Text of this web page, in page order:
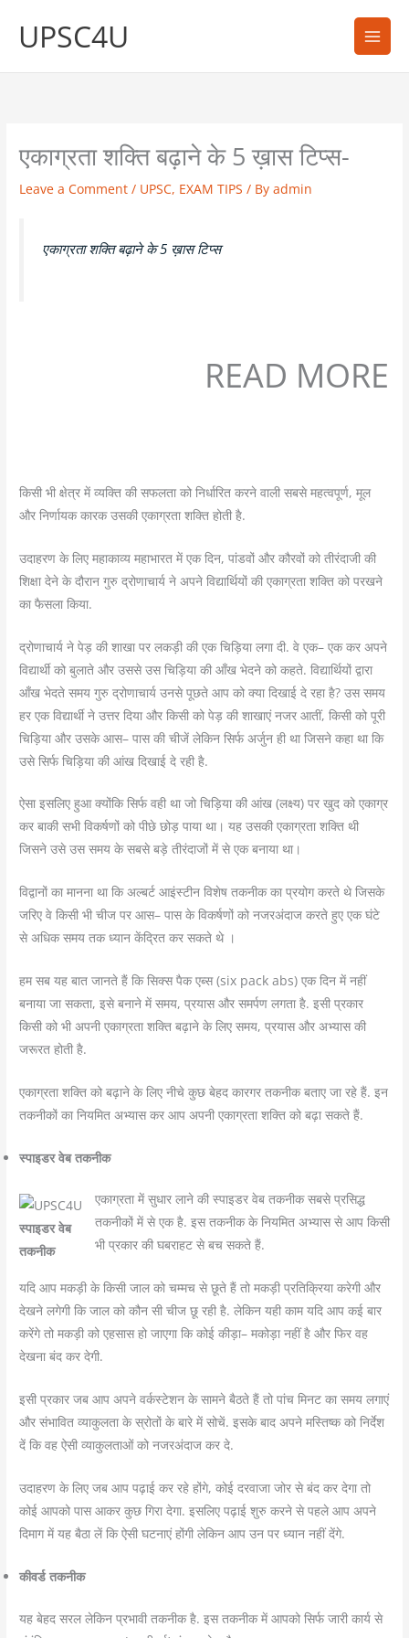
UPSC4U
एकाग्रता शक्ति बढ़ाने के 5 ख़ास टिप्स-
Leave a Comment / UPSC, EXAM TIPS / Byadmin
एकाग्रता शक्ति बढ़ाने के 5 ख़ास टिप्स
READ MORE
किसी भी क्षेत्र में व्यक्ति की सफलता को निर्धारित करने वाली सबसे महत्वपूर्ण, मूल
और निर्णायक कारक उसकी एकाग्रता शक्ति होती है.
उदाहरण के लिए महाकाव्य महाभारत में एक दिन, पांडवों और कौरवों को तीरंदाजी की
शिक्षा देने के दौरान गुरु द्रोणाचार्य ने अपने विद्यार्थियों की एकाग्रता शक्ति को परखने
का फैसला किया.
द्रोणाचार्य ने पेड़ की शाखा पर लकड़ी की एक चिड़िया लगा दी. वे एक– एक कर अपने
विद्यार्थी को बुलाते और उससे उस चिड़िया की आँख भेदने को कहते. विद्यार्थियों द्वारा
आँख भेदते समय गुरु द्रोणाचार्य उनसे पूछते आप को क्या दिखाई दे रहा है? उस समय
हर एक विद्यार्थी ने उत्तर दिया और किसी को पेड़ की शाखाएं नजर आतीं, किसी को पूरी
चिड़िया और उसके आस– पास की चीजें लेकिन सिर्फ अर्जुन ही था जिसने कहा था कि
उसे सिर्फ चिड़िया की आंख दिखाई दे रही है.
ऐसा इसलिए हुआ क्योंकि सिर्फ वही था जो चिड़िया की आंख (लक्ष्य) पर खुद को एकाग्र
कर बाकी सभी विकर्षणों को पीछे छोड़ पाया था। यह उसकी एकाग्रता शक्ति थी
जिसने उसे उस समय के सबसे बड़े तीरंदाजों में से एक बनाया था।
विद्वानों का मानना था कि अल्बर्ट आइंस्टीन विशेष तकनीक का प्रयोग करते थे जिसके
जरिए वे किसी भी चीज पर आस– पास के विकर्षणों को नजरअंदाज करते हुए एक घंटे
से अधिक समय तक ध्यान केंद्रित कर सकते थे ।
हम सब यह बात जानते हैं कि सिक्स पैक एब्स (six pack abs) एक दिन में नहीं
बनाया जा सकता, इसे बनाने में समय, प्रयास और समर्पण लगता है. इसी प्रकार
किसी को भी अपनी एकाग्रता शक्ति बढ़ाने के लिए समय, प्रयास और अभ्यास की
जरूरत होती है.
एकाग्रता शक्ति को बढ़ाने के लिए नीचे कुछ बेहद कारगर तकनीक बताए जा रहे हैं. इन
तकनीकों का नियमित अभ्यास कर आप अपनी एकाग्रता शक्ति को बढ़ा सकते हैं.
स्पाइडर वेब तकनीक
स्पाइडर वेब
तकनीक
एकाग्रता में सुधार लाने की स्पाइडर वेब तकनीक सबसे प्रसिद्ध
तकनीकों में से एक है. इस तकनीक के नियमित अभ्यास से आप किसी
भी प्रकार की घबराहट से बच सकते हैं.
यदि आप मकड़ी के किसी जाल को चम्मच से छूते हैं तो मकड़ी प्रतिक्रिया करेगी और
देखने लगेगी कि जाल को कौन सी चीज छू रही है. लेकिन यही काम यदि आप कई बार
करेंगे तो मकड़ी को एहसास हो जाएगा कि कोई कीड़ा– मकोड़ा नहीं है और फिर वह
देखना बंद कर देगी.
इसी प्रकार जब आप अपने वर्कस्टेशन के सामने बैठते हैं तो पांच मिनट का समय लगाएं
और संभावित व्याकुलता के स्रोतों के बारे में सोचें. इसके बाद अपने मस्तिष्क को निर्देश
दें कि वह ऐसी व्याकुलताओं को नजरअंदाज कर दे.
उदाहरण के लिए जब आप पढ़ाई कर रहे होंगे, कोई दरवाजा जोर से बंद कर देगा तो
कोई आपको पास आकर कुछ गिरा देगा. इसलिए पढ़ाई शुरु करने से पहले आप अपने
दिमाग में यह बैठा लें कि ऐसी घटनाएं होंगी लेकिन आप उन पर ध्यान नहीं देंगे.
कीवर्ड तकनीक
यह बेहद सरल लेकिन प्रभावी तकनीक है. इस तकनीक में आपको सिर्फ जारी कार्य से